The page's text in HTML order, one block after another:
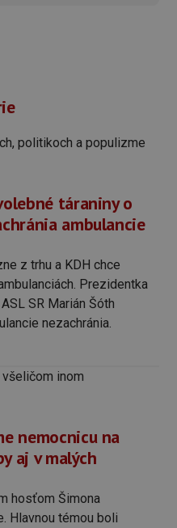
táraniny o
ambulancie
z trhu a KDH chce
Prezidentka
SR Marián Šóth
nezachránia.
nemocnicu na
aj v malých
hosťom Šimona
Hlavnou témou boli